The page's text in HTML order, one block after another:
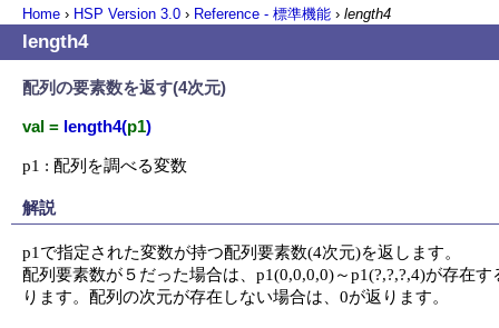
Home › HSP Version 3.0 › Reference - 標準機能 › length4
length4
配列の要素数を返す(4次元)
val = length4(p1)
p1 : 配列を調べる変数
解説
p1で指定された変数が持つ配列要素数(4次元)を返します。
配列要素数が５だった場合は、p1(0,0,0,0)～p1(?,?,?,4)が存在す
ります。配列の次元が存在しない場合は、0が返ります。